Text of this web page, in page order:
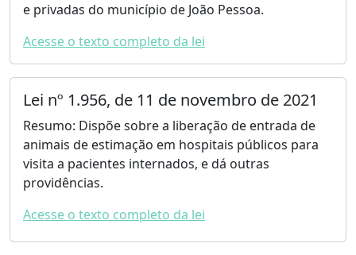
e privadas do município de João Pessoa.
Acesse o texto completo da lei
Lei nº 1.956, de 11 de novembro de 2021
Resumo: Dispõe sobre a liberação de entrada de
animais de estimação em hospitais públicos para
visita a pacientes internados, e dá outras
providências.
Acesse o texto completo da lei